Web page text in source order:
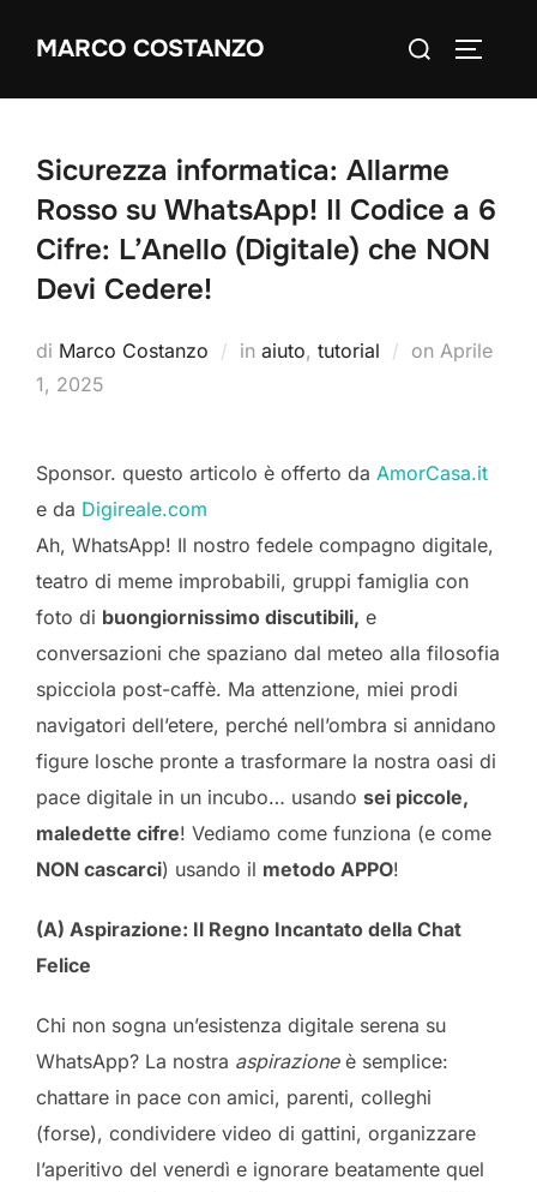
MARCO COSTANZO
Cerca
Sicurezza informatica: Allarme
Rosso su WhatsApp! Il Codice a 6
Cifre: L’Anello (Digitale) che NON
Devi Cedere!
di Marco Costanzo in aiuto, tutorial on Pubblicato
Aprile
1, 2025
Sponsor. questo articolo è offerto da AmorCasa.it
e da Digireale.com
Ah, WhatsApp! Il nostro fedele compagno digitale,
teatro di meme improbabili, gruppi famiglia con
foto di buongiornissimo discutibili, e
conversazioni che spaziano dal meteo alla filosofia
spicciola post-caffè. Ma attenzione, miei prodi
navigatori dell’etere, perché nell’ombra si annidano
figure losche pronte a trasformare la nostra oasi di
pace digitale in un incubo… usando sei piccole,
maledette cifre! Vediamo come funziona (e come
NON cascarci) usando il metodo APPO!
(A) Aspirazione: Il Regno Incantato della Chat
Felice
Chi non sogna un’esistenza digitale serena su
WhatsApp? La nostra aspirazioneè semplice:
chattare in pace con amici, parenti, colleghi
(forse), condividere video di gattini, organizzare
l’aperitivo del venerdì e ignorare beatamente quel